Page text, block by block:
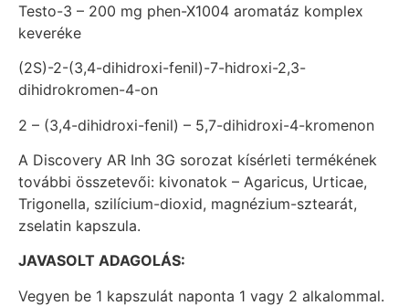
Testo-3 – 200 mg phen-X1004 aromatáz komplex
keveréke
(2S)-2-(3,4-dihidroxi-fenil)-7-hidroxi-2,3-
dihidrokromen-4-on
2 – (3,4-dihidroxi-fenil) – 5,7-dihidroxi-4-kromenon
A Discovery AR Inh 3G sorozat kísérleti termékének
további összetevői: kivonatok – Agaricus, Urticae,
Trigonella, szilícium-dioxid, magnézium-sztearát,
zselatin kapszula.
JAVASOLT ADAGOLÁS:
Vegyen be 1 kapszulát naponta 1 vagy 2 alkalommal.